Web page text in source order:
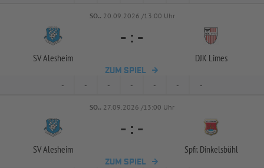
SO.. 20.09.2026 /13:00 Uhr
SV Alesheim
- : -
DJK Limes
ZUM SPIEL
- - - - - - -
SO.. 27.09.2026 /13:00 Uhr
SV Alesheim
- : -
Spfr. Dinkelsbühl
ZUM SPIEL